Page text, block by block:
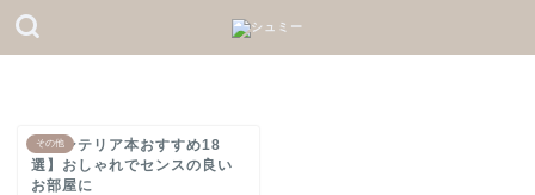
その他
【インテリア本おすすめ18
選】おしゃれでセンスの良い
お部屋に